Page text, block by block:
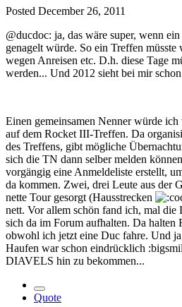
Posted December 26, 2011
@ducdoc: ja, das wäre super, wenn
genagelt würde. So ein Treffen
wegen Anreisen etc. D.h. diese Tage
werden... Und 2012 sieht bei mir
Einen gemeinsamen Nenner würde
auf dem Rocket III-Treffen. Da
des Treffens, gibt mögliche
sich die TN dann selber melden
vorgängig eine Anmeldeliste erstellt,
da kommen. Zwei, drei Leute aus der
nette Tour gesorgt (Hausstrecken
nett. Vor allem schön fand ich, mal die
sich da im Forum aufhalten. Da halten
obwohl ich jetzt eine Duc fahre. Und
Haufen war schon eindrücklich
DIAVELS hin zu bekommen...
Quote